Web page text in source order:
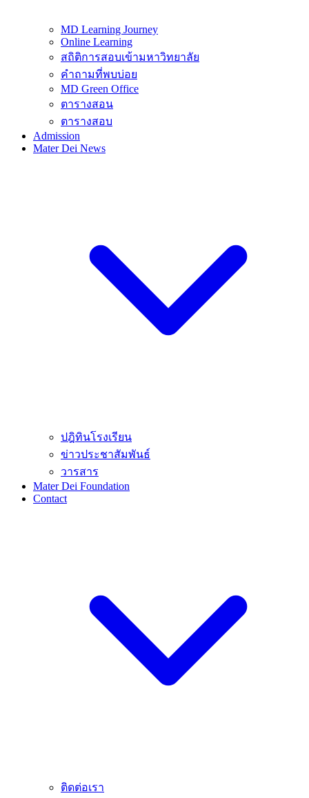
MD Learning Journey
Online Learning
สถิติการสอบเข้ามหาวิทยาลัย
คำถามที่พบบ่อย
MD Green Office
ตารางสอน
ตารางสอบ
Admission
Mater Dei News
ปฎิทินโรงเรียน
ข่าวประชาสัมพันธ์
วารสาร
Mater Dei Foundation
Contact
ติดต่อเรา